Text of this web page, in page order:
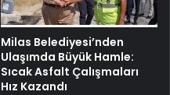
Milas Belediyesi’nden
Ulaşımda Büyük Hamle:
Sıcak Asfalt Çalışmaları
Hız Kazandı